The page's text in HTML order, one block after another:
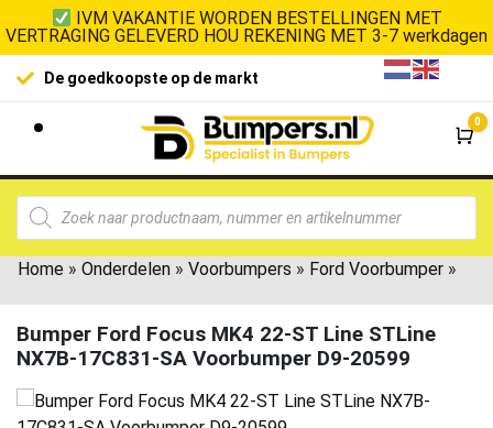
IVM VAKANTIE WORDEN BESTELLINGEN MET
VERTRAGING GELEVERD HOU REKENING MET 3-7 werkdagen
De goedkoopste op de markt
0
Home » Onderdelen » Voorbumpers » Ford Voorbumper »
Bumper Ford Focus MK4 22-ST Line STLine
NX7B-17C831-SA Voorbumper D9-20599